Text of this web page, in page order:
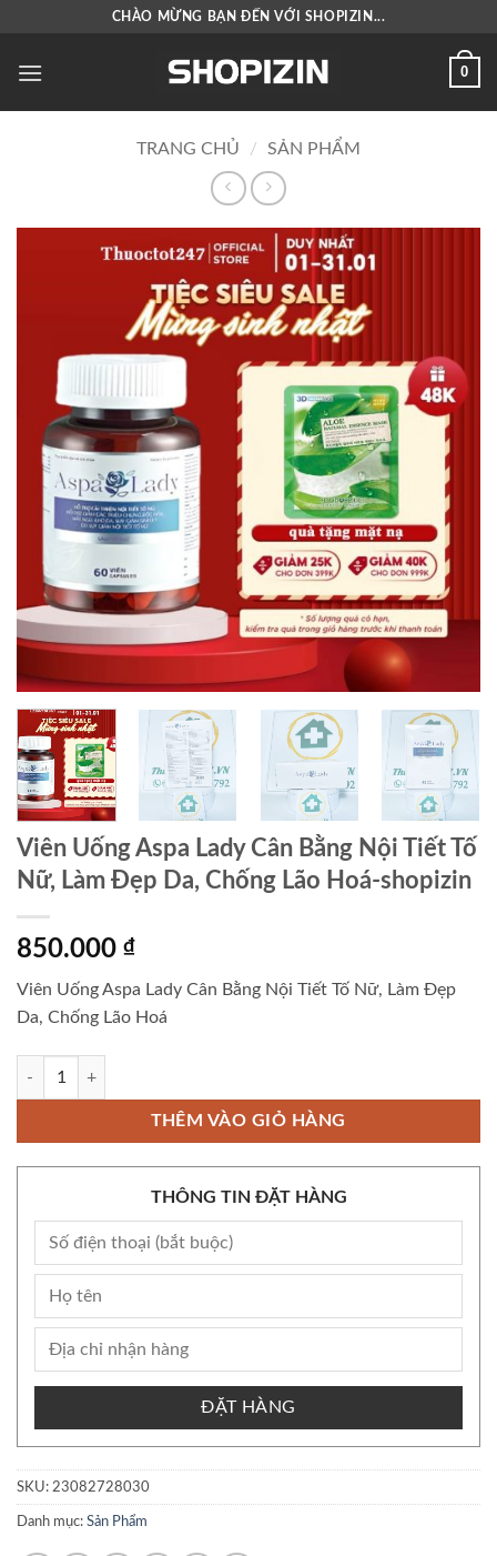
nội
CHÀO MỪNG BẠN ĐẾN VỚI SHOPIZIN...
0
TRANG CHỦ / SẢN PHẨM
Viên Uống Aspa Lady Cân Bằng Nội Tiết Tố
Nữ, Làm Đẹp Da, Chống Lão Hoá-shopizin
850.000 ₫
Viên Uống Aspa Lady Cân Bằng Nội Tiết Tố Nữ, Làm Đẹp
Da, Chống Lão Hoá
Viên Uống Aspa Lady Cân Bằng Nội Tiết Tố Nữ, Làm Đẹp Da, Chống
THÊM VÀO GIỎ HÀNG
THÔNG TIN ĐẶT HÀNG
ĐẶT HÀNG
SKU: 23082728030
Danh mục: Sản Phẩm